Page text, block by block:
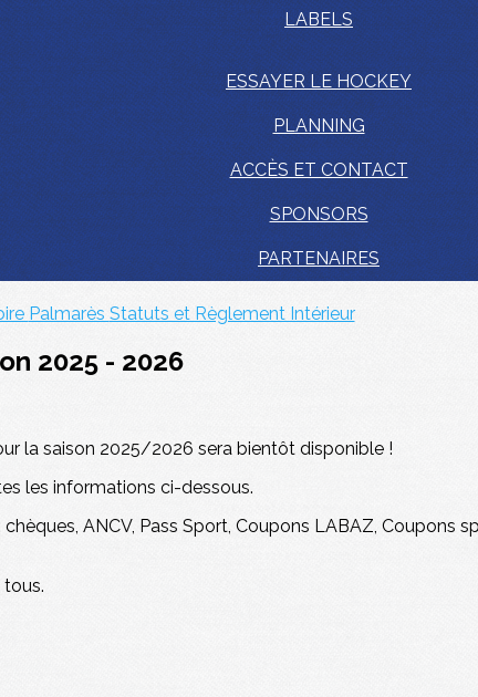
LABELS
ESSAYER LE HOCKEY
PLANNING
ACCÈS ET CONTACT
SPONSORS
PARTENAIRES
Palmarès Statuts et Règlement Intérieur
2025 - 2026
la saison 2025/2026 sera bientôt disponible !
les informations ci-dessous.
ANCV, Pass Sport, Coupons LABAZ, Coupons